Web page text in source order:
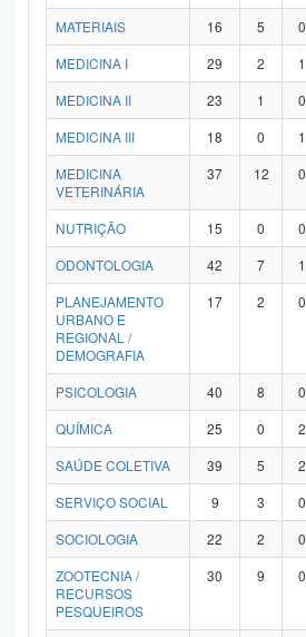
MATERIAIS 16 5 0
MEDICINA I
29 2 1
MEDICINA II
23 1 0
MEDICINA III
18 0 1
MEDICINA
VETERINÁRIA
37 12 0
NUTRIÇÃO 15 0 0
ODONTOLOGIA
42 7 1
PLANEJAMENTO
URBANO E
REGIONAL /
DEMOGRAFIA
17 2 0
PSICOLOGIA 40 8 0
QUÍMICA
25 0 2
SAÚDE COLETIVA
39 5 2
SERVIÇO SOCIAL
9 3 0
SOCIOLOGIA
22 2 0
ZOOTECNIA /
RECURSOS
PESQUEIROS
30 9 0